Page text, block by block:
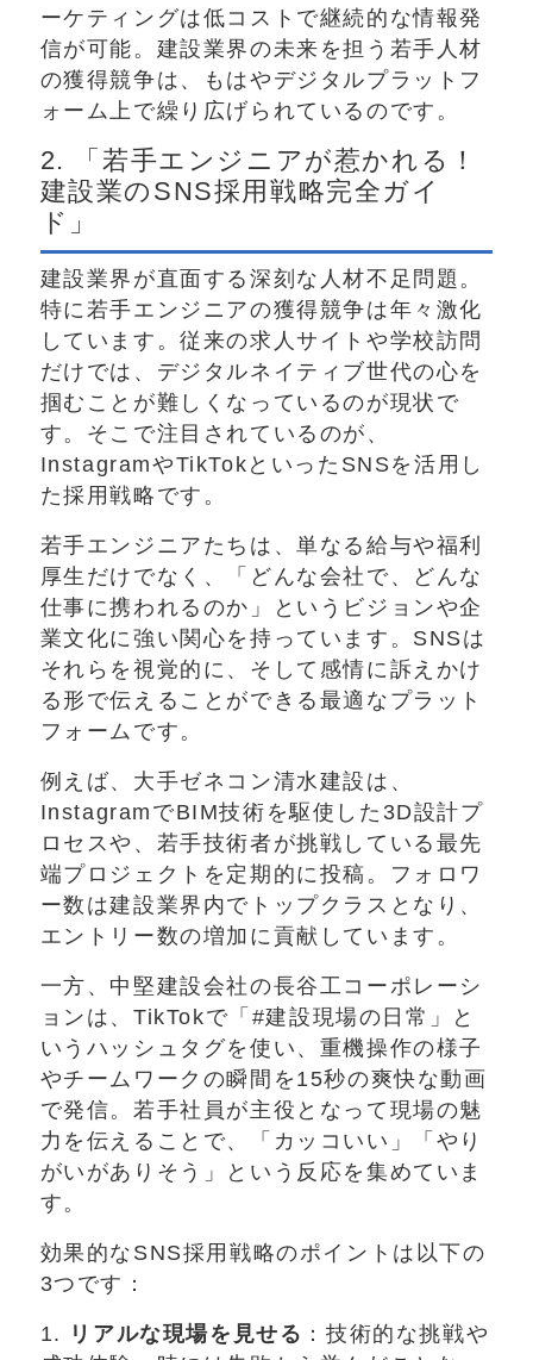
ーケティングは低コストで継続的な情報発
信が可能。建設業界の未来を担う若手人材
の獲得競争は、もはやデジタルプラットフ
ォーム上で繰り広げられているのです。
2. 「若手エンジニアが惹かれる！
建設業のSNS採用戦略完全ガイ
ド」
建設業界が直面する深刻な人材不足問題。
特に若手エンジニアの獲得競争は年々激化
しています。従来の求人サイトや学校訪問
だけでは、デジタルネイティブ世代の心を
掴むことが難しくなっているのが現状で
す。そこで注目されているのが、
InstagramやTikTokといったSNSを活用し
た採用戦略です。
若手エンジニアたちは、単なる給与や福利
厚生だけでなく、「どんな会社で、どんな
仕事に携われるのか」というビジョンや企
業文化に強い関心を持っています。SNSは
それらを視覚的に、そして感情に訴えかけ
る形で伝えることができる最適なプラット
フォームです。
例えば、大手ゼネコン清水建設は、
InstagramでBIM技術を駆使した3D設計プ
ロセスや、若手技術者が挑戦している最先
端プロジェクトを定期的に投稿。フォロワ
ー数は建設業界内でトップクラスとなり、
エントリー数の増加に貢献しています。
一方、中堅建設会社の長谷工コーポレーシ
ョンは、TikTokで「#建設現場の日常」と
いうハッシュタグを使い、重機操作の様子
やチームワークの瞬間を15秒の爽快な動画
で発信。若手社員が主役となって現場の魅
力を伝えることで、「カッコいい」「やり
がいがありそう」という反応を集めていま
す。
効果的なSNS採用戦略のポイントは以下の
3つです：
1. リアルな現場を見せる ：技術的な挑戦や